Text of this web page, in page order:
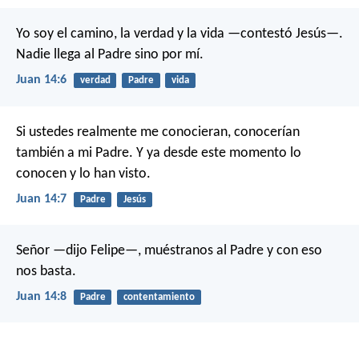
Yo soy el camino, la verdad y la vida —contestó Jesús—.
Nadie llega al Padre sino por mí.
Juan 14:6 verdad Padre vida
Si ustedes realmente me conocieran, conocerían
también a mi Padre. Y ya desde este momento lo
conocen y lo han visto.
Juan 14:7 Padre Jesús
Señor —dijo Felipe—, muéstranos al Padre y con eso
nos basta.
Juan 14:8 Padre contentamiento